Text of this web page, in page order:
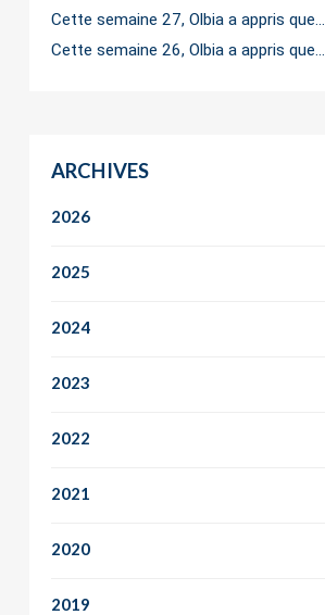
Cette semaine 27, Olbia a appris que…
Cette semaine 26, Olbia a appris que…
ARCHIVES
2026
2025
2024
2023
2022
2021
2020
2019